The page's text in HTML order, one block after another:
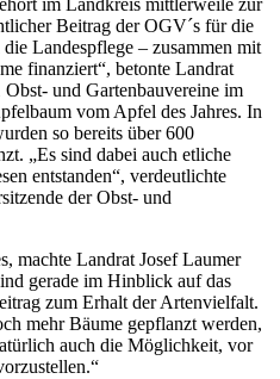
im Landkreis mittlerweile zur
Beitrag der OGV´s für die
Landespflege – zusammen mit
finanziert“, betonte Landrat
und Gartenbauvereine im
vom Apfel des Jahres. In
so bereits über 600
„Es sind dabei auch etliche
entstanden“, verdeutlichte
der Obst- und
machte Landrat Josef Laumer
gerade im Hinblick auf das
zum Erhalt der Artenvielfalt.
mehr Bäume gepflanzt werden,
auch die Möglichkeit, vor